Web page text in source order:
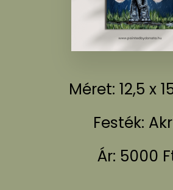
Méret: 12,5 x
Festék:
Ár: 5000